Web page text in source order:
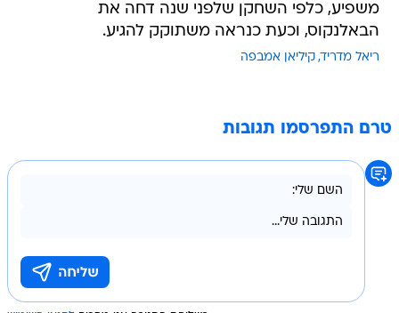
משפיע, כלפי השחקן שלפני שנה דחה את
הבאלנקוס, וכעת כנראה משתוקק להגיע.
ריאל מדריד קיליאן אמבפה
טרם התפרסמו תגובות